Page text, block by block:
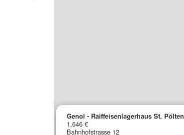
Genol - Raiffeisenlagerhaus St. Pölten
1,646 €
Bahnhofstrasse 12